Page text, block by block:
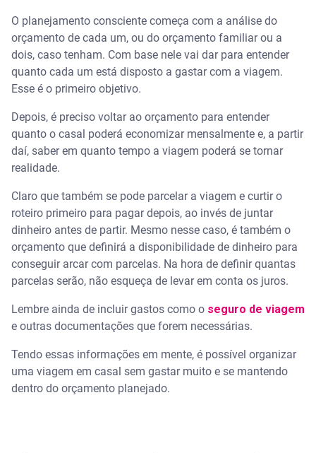
e Norte
Pirenópolis (GO)
Chapada dos Veadeiros (GO)
Alter do Chão (PA)
Como organizar a viagem sem comprometer o
orçamento
Use o app da Serasa para manter suas contas
organizadas
Perguntas frequentes sobre lugares baratos para
viajar em casal no Brasil
Como economizar em hospedagem viajando pelo
Qual a melhor época para viajar em casal gastando
pouco?
O planejamento consciente começa com a análise do
orçamento de cada um, ou do orçamento familiar ou a
dois, caso tenham. Com base nele vai dar para entender
quanto cada um está disposto a gastar com a viagem.
Esse é o primeiro objetivo.
Depois, é preciso voltar ao orçamento para entender
quanto o casal poderá economizar mensalmente e, a partir
daí, saber em quanto tempo a viagem poderá se tornar
realidade.
Claro que também se pode parcelar a viagem e curtir o
roteiro primeiro para pagar depois, ao invés de juntar
dinheiro antes de partir. Mesmo nesse caso, é também o
orçamento que definirá a disponibilidade de dinheiro para
conseguir arcar com parcelas. Na hora de definir quantas
parcelas serão, não esqueça de levar em conta os juros.
Lembre ainda de incluir gastos como o seguro de viagem
e outras documentações que forem necessárias.
Tendo essas informações em mente, é possível organizar
uma viagem em casal sem gastar muito e se mantendo
dentro do orçamento planejado.